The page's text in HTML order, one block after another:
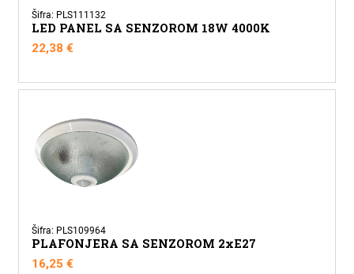
Šifra: PLS111132
LED PANEL SA SENZOROM 18W 4000K
22,38€
Šifra: PLS109964
PLAFONJERA SA SENZOROM 2xE27
16,25€